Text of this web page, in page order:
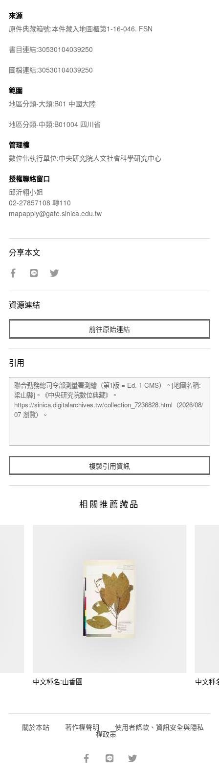
來源
原件典藏箱號:本件藏入地圖櫃第1-16-046. FSN
書目連結:30530104039250
圖檔連結:30530104039250
範圍
地區分類-大類:B01 中國大陸
地區分類-中類:B01004 四川省
管理權
數位化執行單位:中央研究院人文社會科學研究中心
授權聯絡窗口
邱沂翎小姐
02-27857108 轉110
mapapply@gate.sinica.edu.tw
分享本文
資源連結
前往原始連結
引用
複製引用資訊
相關推薦藏品
中文種名:山香圓 中文種
關於本站 著作權聲明 使用者條款、資訊安全與隱私
權政策